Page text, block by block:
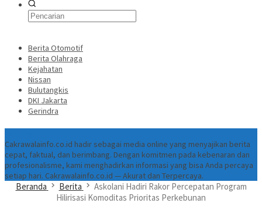
Berita Otomotif
Berita Olahraga
Kejahatan
Nissan
Bulutangkis
DKI Jakarta
Gerindra
Cakrawalainfo.co.id hadir sebagai media online yang menyajikan berita
cepat, faktual, dan berimbang. Dengan komitmen pada kebenaran dan
profesionalisme, kami menghadirkan informasi yang bisa Anda percaya
setiap hari. Cakrawalainfo.co.id — Akurat dan Terpercaya.
Beranda Berita
Askolani Hadiri Rakor Percepatan Program
Hilirisasi Komoditas Prioritas Perkebunan